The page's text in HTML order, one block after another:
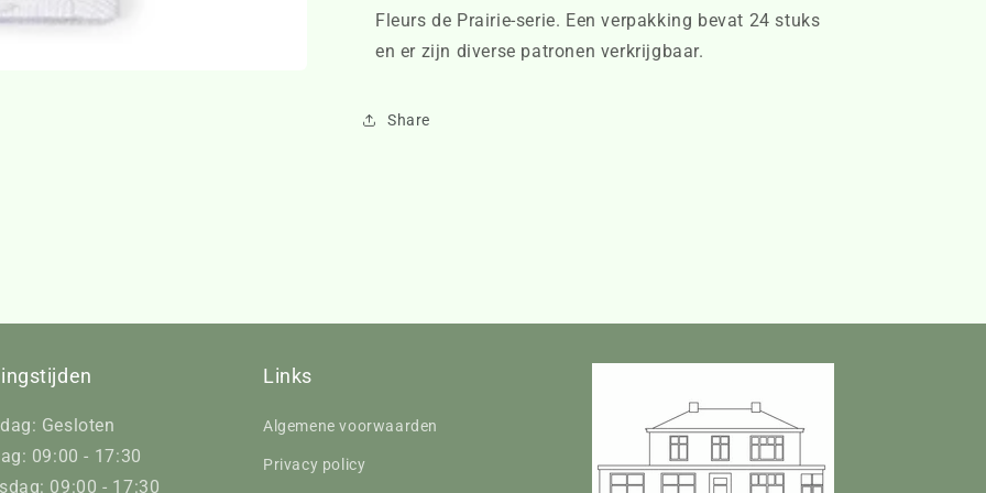
Fleurs de Prairie-serie. Een verpakking bevat 24 stuks
en er zijn diverse patronen verkrijgbaar.
Share
Gesloten
09:00 - 17:30
09:00 - 17:30
Links
Algemene voorwaarden
Privacy policy